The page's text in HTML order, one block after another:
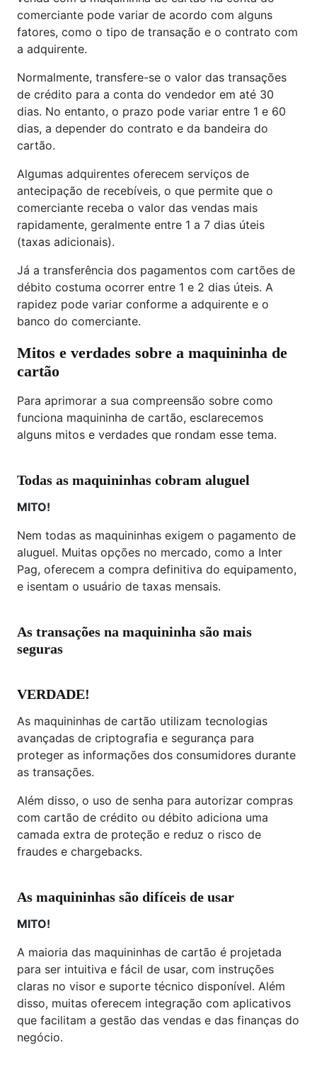
comerciante pode variar de acordo com alguns
fatores, como o tipo de transação e o contrato com
a adquirente.
Normalmente, transfere-se o valor das transações
de crédito para a conta do vendedor em até 30
dias. No entanto, o prazo pode variar entre 1 e 60
dias, a depender do contrato e da bandeira do
cartão.
Algumas adquirentes oferecem serviços de
antecipação de recebíveis, o que permite que o
comerciante receba o valor das vendas mais
rapidamente, geralmente entre 1 a 7 dias úteis
(taxas adicionais).
Já a transferência dos pagamentos com cartões de
débito costuma ocorrer entre 1 e 2 dias úteis. A
rapidez pode variar conforme a adquirente e o
banco do comerciante.
Mitos e verdades sobre a maquininha de
cartão
Para aprimorar a sua compreensão sobre como
funciona maquininha de cartão, esclarecemos
alguns mitos e verdades que rondam esse tema.
Todas as maquininhas cobram aluguel
MITO!
Nem todas as maquininhas exigem o pagamento de
aluguel. Muitas opções no mercado, como a Inter
Pag, oferecem a compra definitiva do equipamento,
e isentam o usuário de taxas mensais.
As transações na maquininha são mais
seguras
VERDADE!
As maquininhas de cartão utilizam tecnologias
avançadas de criptografia e segurança para
proteger as informações dos consumidores durante
as transações.
Além disso, o uso de senha para autorizar compras
com cartão de crédito ou débito adiciona uma
camada extra de proteção e reduz o risco de
fraudes e chargebacks.
As maquininhas são difíceis de usar
MITO!
A maioria das maquininhas de cartão é projetada
para ser intuitiva e fácil de usar, com instruções
claras no visor e suporte técnico disponível. Além
disso, muitas oferecem integração com aplicativos
que facilitam a gestão das vendas e das finanças do
negócio.